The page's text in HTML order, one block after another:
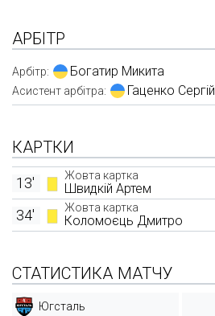
АРБІТР
Арбітр: Богатир Микита
Асистент арбітра: Гаценко Сергій
КАРТКИ
Жовта картка
Швидкій Артем
13'
Жовта картка
Коломоєць Дмитро
34'
СТАТИСТИКА МАТЧУ
Югсталь